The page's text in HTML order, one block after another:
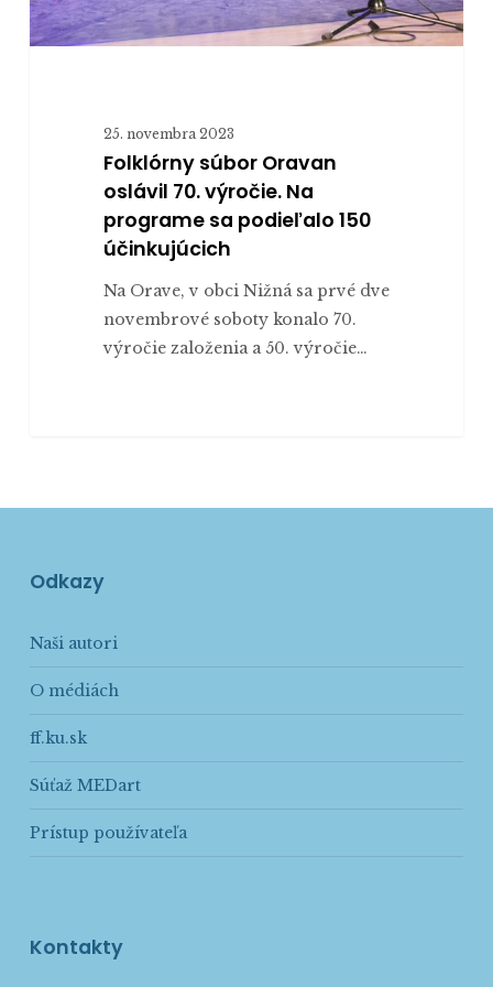
podieľalo
25. novembra 2023
Folklórny súbor Oravan
oslávil 70. výročie. Na
programe sa podieľalo 150
účinkujúcich
Na Orave, v obci Nižná sa prvé dve
novembrové soboty konalo 70.
výročie založenia a 50. výročie…
Odkazy
Naši autori
O médiách
ff.ku.sk
Súťaž MEDart
Prístup používateľa
Kontakty